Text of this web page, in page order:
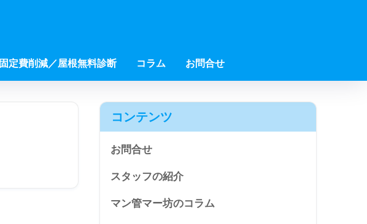
固定費削減／屋根無料診断 コラム お問合せ
コンテンツ
お問合せ
スタッフの紹介
マン管マー坊のコラム